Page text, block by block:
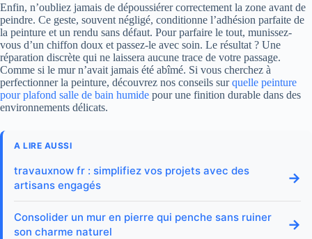
Enfin, n’oubliez jamais de dépoussiérer correctement la zone avant de
peindre. Ce geste, souvent négligé, conditionne l’adhésion parfaite de
la peinture et un rendu sans défaut. Pour parfaire le tout, munissez-
vous d’un chiffon doux et passez-le avec soin. Le résultat ? Une
réparation discrète qui ne laissera aucune trace de votre passage.
Comme si le mur n’avait jamais été abîmé. Si vous cherchez à
perfectionner la peinture, découvrez nos conseils surquelle peinture
pour plafond salle de bain humide pour une finition durable dans des
environnements délicats.
A LIRE AUSSI
travauxnow fr : simplifiez vos projets avec des
artisans engagés
→
Consolider un mur en pierre qui penche sans ruiner
son charme naturel
→